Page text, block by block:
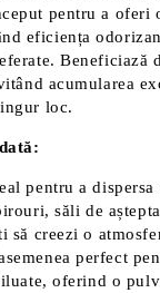
pentru a oferi
eficiența
Beneficiază
acumularea
loc.
pentru a
săli de
să creezi o
perfect
oferind o